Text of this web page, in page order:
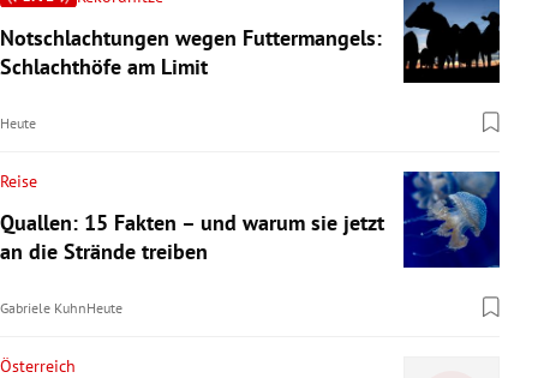
Notschlachtungen wegen Futtermangels:
Schlachthöfe am Limit
Heute
Reise
Quallen: 15 Fakten – und warum sie jetzt
an die Strände treiben
Gabriele KuhnHeute
Österreich